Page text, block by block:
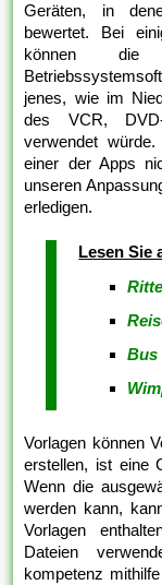
Geräten, in
bewertet. Bei
können die
jenes, wie im
des VCR,
verwendet
einer der Apps
unseren
erledigen.
Lesen Sie
Bus
Vorlagen können
erstellen, ist eine
Wenn die
werden kann,
Vorlagen
Dateien
kompetenz